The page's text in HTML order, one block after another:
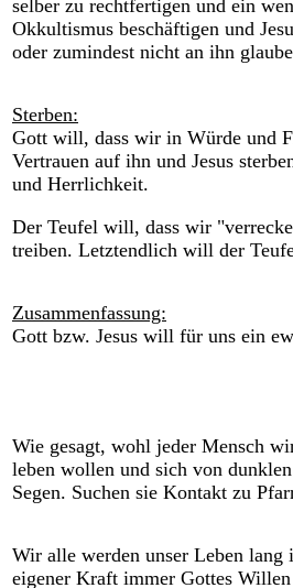
selber zu rechtfertigen und ein
Okkultismus beschäftigen und
oder zumindest nicht an ihn
Sterben:
Gott will, dass wir in Würde und
Vertrauen auf ihn und Jesus
und Herrlichkeit.
Der Teufel will, dass wir
treiben. Letztendlich will der
Zusammenfassung:
Gott bzw. Jesus will für uns ein
Wie gesagt, wohl jeder Mensch
leben wollen und sich von
Segen. Suchen sie Kontakt zu
Wir alle werden unser Leben lang
eigener Kraft immer Gottes